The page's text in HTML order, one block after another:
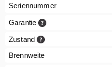
Seriennummer
Garantie
Zustand
Brennweite